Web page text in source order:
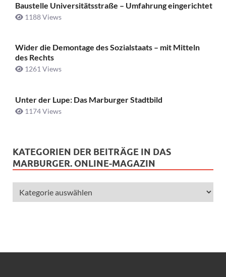
Baustelle Universitätsstraße ­– Umfahrung eingerichtet
1188 Views
Wider die Demontage des Sozialstaats – mit Mitteln
des Rechts
1261 Views
Unter der Lupe: Das Marburger Stadtbild
1174 Views
KATEGORIEN DER BEITRÄGE IN DAS
MARBURGER. ONLINE-MAGAZIN